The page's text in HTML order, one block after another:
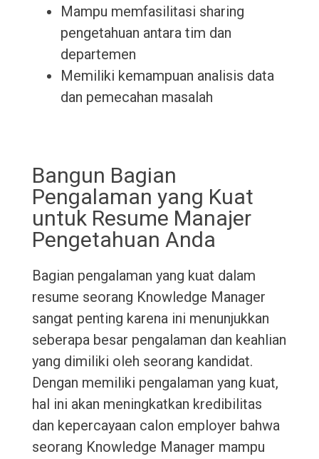
Mampu memfasilitasi sharing
pengetahuan antara tim dan
departemen
Memiliki kemampuan analisis data
dan pemecahan masalah
Bangun Bagian
Pengalaman yang Kuat
untuk Resume Manajer
Pengetahuan Anda
Bagian pengalaman yang kuat dalam
resume seorang Knowledge Manager
sangat penting karena ini menunjukkan
seberapa besar pengalaman dan keahlian
yang dimiliki oleh seorang kandidat.
Dengan memiliki pengalaman yang kuat,
hal ini akan meningkatkan kredibilitas
dan kepercayaan calon employer bahwa
seorang Knowledge Manager mampu